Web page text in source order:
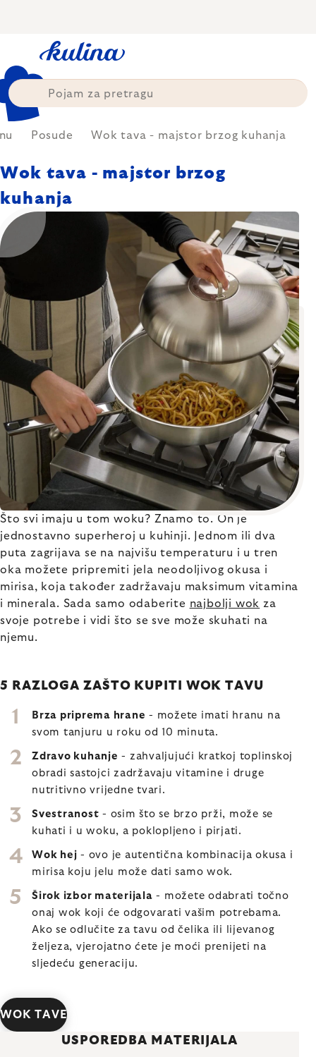
Posude Wok tava - majstor brzog kuhanja
Wok tava - majstor brzog
kuhanja
Što svi imaju u tom woku? Znamo to. On je
jednostavno superheroj u kuhinji. Jednom ili dva
puta zagrijava se na najvišu temperaturu i u tren
oka možete pripremiti jela neodoljivog okusa i
mirisa, koja također zadržavaju maksimum vitamina
i minerala. Sada samo odaberite najbolji wok za
svoje potrebe i vidi što se sve može skuhati na
njemu.
5 RAZLOGA ZAŠTO KUPITI WOK TAVU
Brza priprema hrane - možete imati hranu na
svom tanjuru u roku od 10 minuta.
Zdravo kuhanje - zahvaljujući kratkoj toplinskoj
obradi sastojci zadržavaju vitamine i druge
nutritivno vrijedne tvari.
Svestranost - osim što se brzo prži, može se
kuhati i u woku, a poklopljeno i pirjati.
Wok hej - ovo je autentična kombinacija okusa i
mirisa koju jelu može dati samo wok.
Širok izbor materijala - možete odabrati točno
onaj wok koji će odgovarati vašim potrebama.
Ako se odlučite za tavu od čelika ili lijevanog
željeza, vjerojatno ćete je moći prenijeti na
sljedeću generaciju.
WOK TAVE
USPOREDBA MATERIJALA